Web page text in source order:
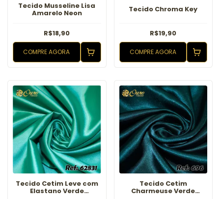
Tecido Musseline Lisa
Amarelo Neon
R$18,90
COMPRE AGORA
Tecido Chroma Key
R$19,90
COMPRE AGORA
Tecido Cetim Leve com
Elastano Verde
Tecido Cetim
Charmeuse Verde